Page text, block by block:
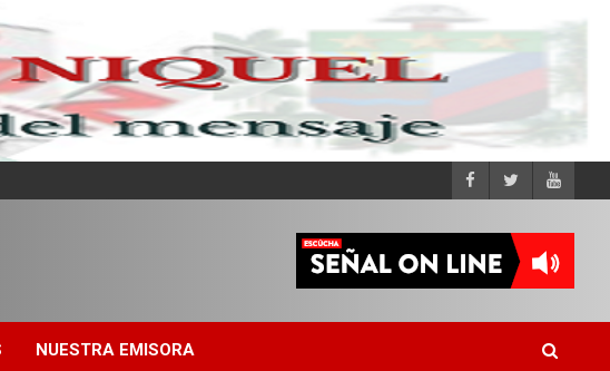
NUESTRA EMISORA